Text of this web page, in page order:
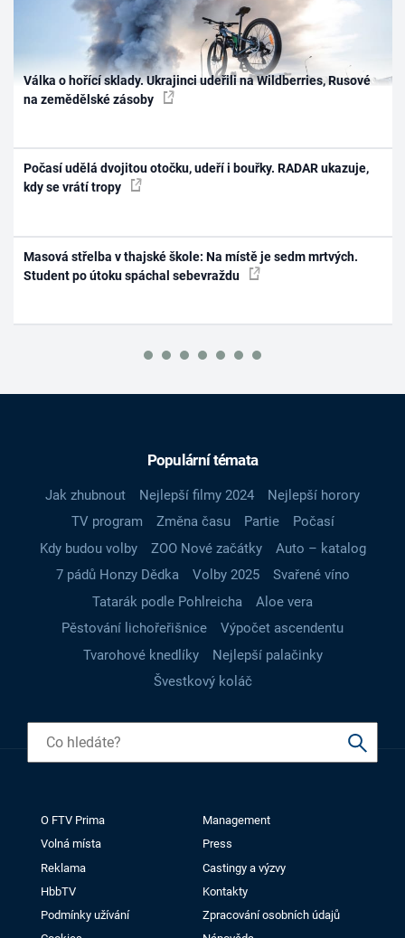
Válka o hořící sklady. Ukrajinci udeřili na Wildberries, Rusové
na zemědělské zásoby
Počasí udělá dvojitou otočku, udeří i bouřky. RADAR ukazuje,
kdy se vrátí tropy
Masová střelba v thajské škole: Na místě je sedm mrtvých.
Student po útoku spáchal sebevraždu
Populární témata
Jak zhubnout Nejlepší filmy 2024
Nejlepší horory
TV program
Změna času Partie
Počasí
Kdy budou volby
ZOO Nové začátky
Auto – katalog
7 pádů Honzy Dědka
Volby 2025
Svařené víno
Tatarák podle Pohlreicha
Aloe vera
Pěstování lichořeřišnice
Výpočet ascendentu
Tvarohové knedlíky
Nejlepší palačinky
Švestkový koláč
O FTV Prima
Management
Volná místa
Press
Reklama
Castingy a výzvy
HbbTV
Kontakty
Podmínky užívání
Zpracování osobních údajů